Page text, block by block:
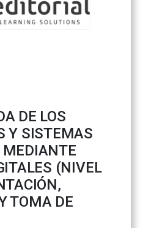
DE LOS
Y SISTEMAS
MEDIANTE
(NIVEL
TOMA DE